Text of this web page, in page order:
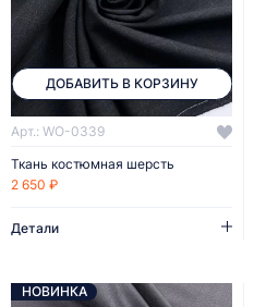
ДОБАВИТЬ В КОРЗИНУ
Арт.: WO-0339
Ткань костюмная шерсть
2 650 ₽
Детали
НОВИНКА